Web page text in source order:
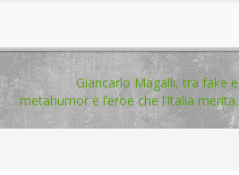
Giancarlo Magalli, tra fake e
metahumor è l’eroe che l’Italia merita.